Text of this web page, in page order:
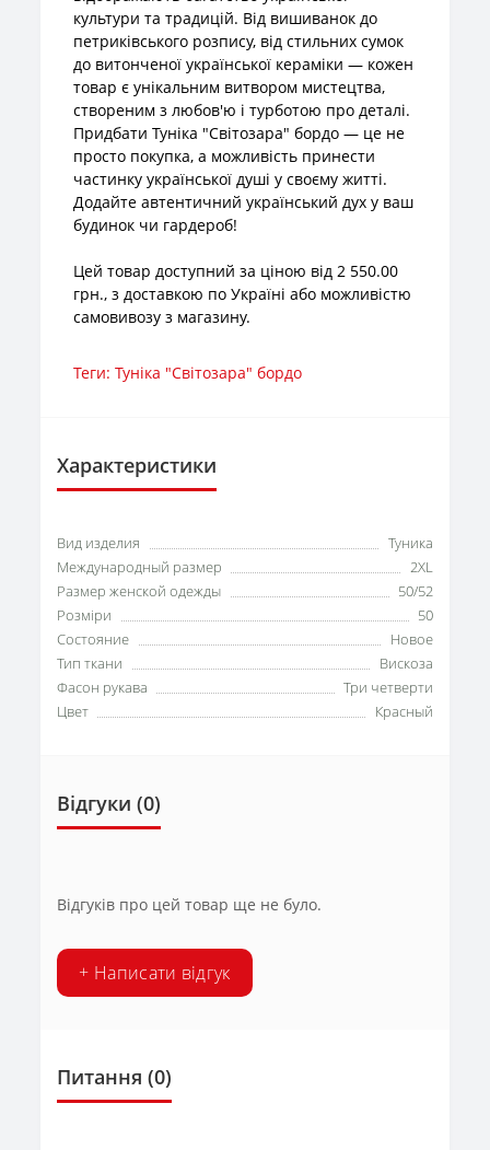
культури та традицій. Від вишиванок до
петриківського розпису, від стильних сумок
до витонченої української кераміки — кожен
товар є унікальним витвором мистецтва,
створеним з любов'ю і турботою про деталі.
Придбати Туніка "Світозара" бордо — це не
просто покупка, а можливість принести
частинку української душі у своєму житті.
Додайте автентичний український дух у ваш
будинок чи гардероб!
Цей товар доступний за ціною від 2 550.00
грн., з доставкою по Україні або можливістю
самовивозу з магазину.
Теги:Туніка "Світозара" бордо
Характеристики
Вид изделия
Туника
Международный размер
2XL
Размер женской одежды
50/52
Розміри
50
Состояние
Новое
Тип ткани
Вискоза
Фасон рукава
Три четверти
Цвет
Красный
Відгуки (0)
Відгуків про цей товар ще не було.
+ Написати відгук
Питання (0)